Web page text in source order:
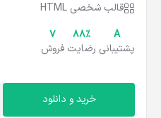
قالب شخصی HTML
A
پشتیبانی
۸۸%
رضایت
7
فروش
خرید و دانلود